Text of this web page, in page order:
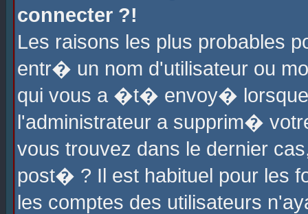
connecter ?!
Les raisons les plus probables
entr� un nom d'utilisateur ou
qui vous a �t� envoy�
l'administrateur a supprim�
vous trouvez dans le dernier
post� ? Il est habituel pour les
les comptes des utilisateurs